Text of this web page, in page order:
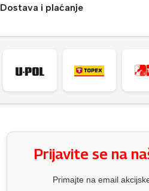
Dostava i plaćanje
Prijavite se na
Primajte na email